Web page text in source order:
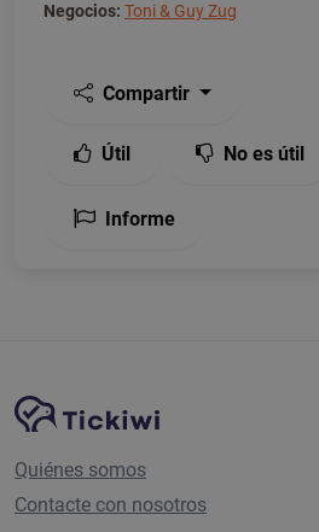
Negocios: Toni & Guy Zug
Compartir
Útil No es útil
Informe
Navegación del sitio
Plataforma Tickiwi
Quiénes somos
Contacte con nosotros